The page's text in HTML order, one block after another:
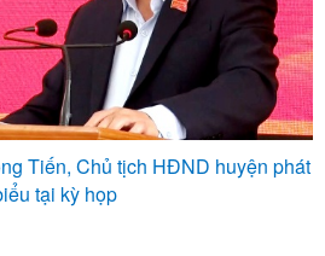
Tiến, Chủ tịch HĐND huyện phát
tại kỳ họp